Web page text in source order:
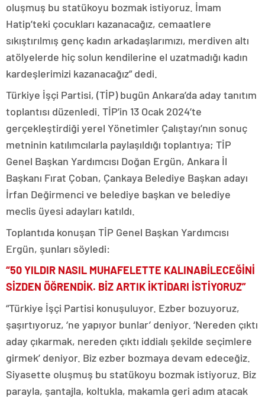
oluşmuş bu statükoyu bozmak istiyoruz. İmam
Hatip’teki çocukları kazanacağız, cemaatlere
sıkıştırılmış genç kadın arkadaşlarımızı, merdiven altı
atölyelerde hiç solun kendilerine el uzatmadığı kadın
kardeşlerimizi kazanacağız” dedi.
Türkiye İşçi Partisi, (TİP) bugün Ankara’da aday tanıtım
toplantısı düzenledi. TİP’in 13 Ocak 2024’te
gerçekleştirdiği yerel Yönetimler Çalıştayı’nın sonuç
metninin katılımcılarla paylaşıldığı toplantıya; TİP
Genel Başkan Yardımcısı Doğan Ergün, Ankara İl
Başkanı Fırat Çoban, Çankaya Belediye Başkan adayı
İrfan Değirmenci ve belediye başkan ve belediye
meclis üyesi adayları katıldı.
Toplantıda konuşan TİP Genel Başkan Yardımcısı
Ergün, şunları söyledi:
“50 YILDIR NASIL MUHAFELETTE KALINABİLECEĞİNİ
SİZDEN ÖĞRENDİK. BİZ ARTIK İKTİDARI İSTİYORUZ”
“Türkiye İşçi Partisi konuşuluyor. Ezber bozuyoruz,
şaşırtıyoruz, ‘ne yapıyor bunlar’ deniyor. ‘Nereden çıktı
aday çıkarmak, nereden çıktı iddialı şekilde seçimlere
girmek’ deniyor. Biz ezber bozmaya devam edeceğiz.
Siyasette oluşmuş bu statükoyu bozmak istiyoruz. Biz
parayla, şantajla, koltukla, makamla geri adım atacak